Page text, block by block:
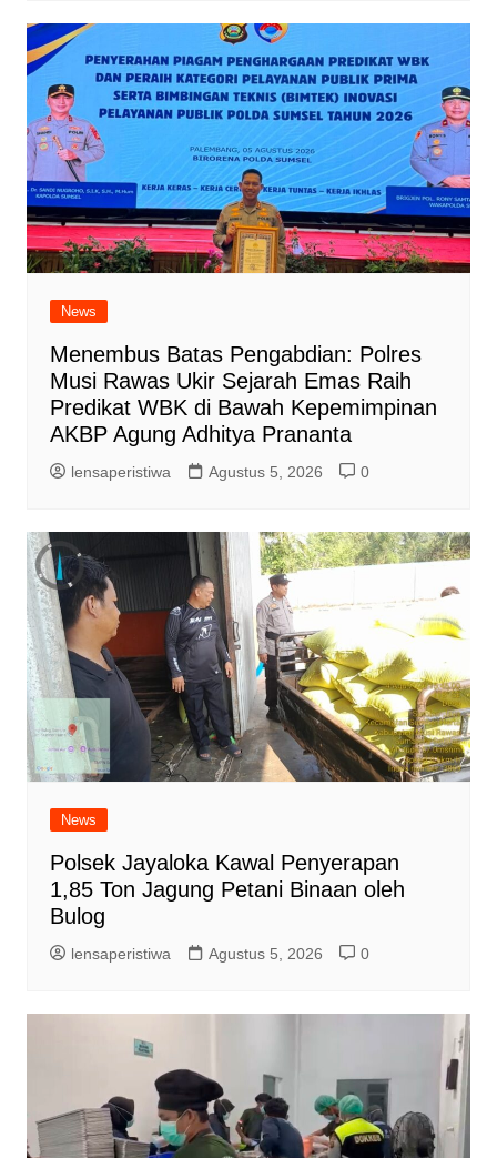
News
Menembus Batas Pengabdian: Polres
Musi Rawas Ukir Sejarah Emas Raih
Predikat WBK di Bawah Kepemimpinan
AKBP Agung Adhitya Prananta
lensaperistiwa Agustus 5, 2026 0
News
Polsek Jayaloka Kawal Penyerapan
1,85 Ton Jagung Petani Binaan oleh
Bulog
lensaperistiwa Agustus 5, 2026 0